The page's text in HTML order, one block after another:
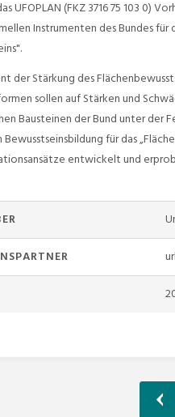
UFOPLAN (FKZ 3716 75 103 0)
Instrumenten des Bundes für
der Stärkung des
sollen auf Stärken und
Bausteinen der Bund unter der
für das
entwickelt und